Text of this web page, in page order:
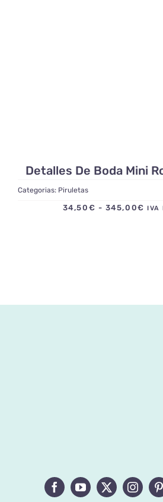
Detalles De Boda Mini
Categorias: Piruletas
34,50 € - 345,00€